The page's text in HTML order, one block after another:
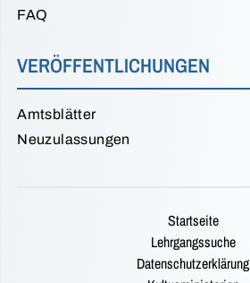
FAQ
VERÖFFENTLICHUNGEN
Amtsblätter
Neuzulassungen
Startseite
Lehrgangssuche
Datenschutzerklärung